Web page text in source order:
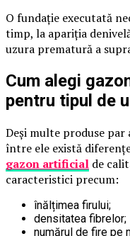
O fundație executată
timp, la apariția
uzura prematură a
Cum alegi
pentru tipul de
Deși multe produse par
între ele există
gazon artificial de
caracteristici precum:
înălțimea firului;
densitatea fibrelor;
numărul de fire pe